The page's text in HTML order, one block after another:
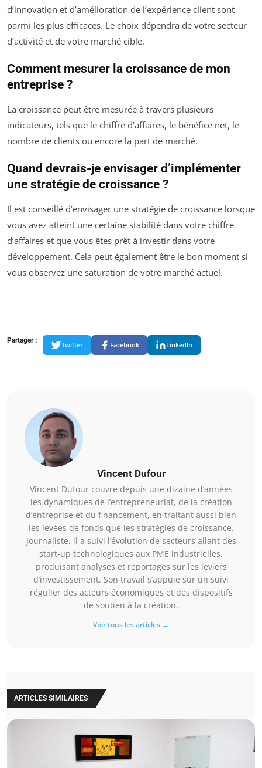
d’innovation et d’amélioration de l’expérience client sont
parmi les plus efficaces. Le choix dépendra de votre secteur
d’activité et de votre marché cible.
Comment mesurer la croissance de mon
entreprise ?
La croissance peut être mesurée à travers plusieurs
indicateurs, tels que le chiffre d’affaires, le bénéfice net, le
nombre de clients ou encore la part de marché.
Quand devrais-je envisager d’implémenter
une stratégie de croissance ?
Il est conseillé d’envisager une stratégie de croissance lorsque
vous avez atteint une certaine stabilité dans votre chiffre
d’affaires et que vous êtes prêt à investir dans votre
développement. Cela peut également être le bon moment si
vous observez une saturation de votre marché actuel.
Partager :
Twitter Facebook LinkedIn
Vincent Dufour
Vincent Dufour couvre depuis une dizaine d’années
les dynamiques de l’entrepreneuriat, de la création
d’entreprise et du financement, en traitant aussi bien
les levées de fonds que les stratégies de croissance.
Journaliste, il a suivi l’évolution de secteurs allant des
start-up technologiques aux PME industrielles,
produisant analyses et reportages sur les leviers
d’investissement. Son travail s’appuie sur un suivi
régulier des acteurs économiques et des dispositifs
de soutien à la création.
Voir tous les articles →
ARTICLES SIMILAIRES